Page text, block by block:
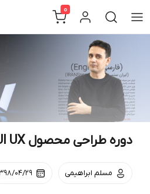
to
content
0
دوره طراحی محصول UI‪ ‬UX کارخانه محصول
مسلم ابراهیمی ۱۳۹۸/۰۴/